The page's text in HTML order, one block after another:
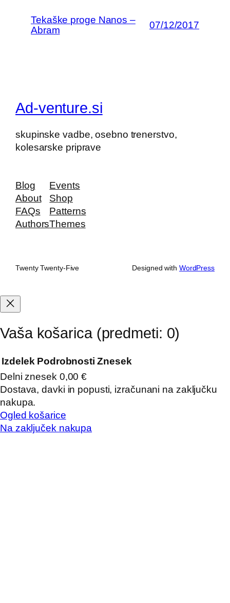
Tekaške proge Nanos –
Abram
07/12/2017
Ad-venture.si
skupinske vadbe, osebno trenerstvo,
kolesarske priprave
Blog
About
FAQs
Authors
Events
Shop
Patterns
Themes
Twenty Twenty-Five Designed with WordPress
Vaša košarica (predmeti: 0)
Izdelki
v
košarici
Izdelek Podrobnosti Znesek
Delni znesek 0,00 €
Dostava, davki in popusti, izračunani na zaključku
nakupa.
Ogled košarice
Na zaključek nakupa